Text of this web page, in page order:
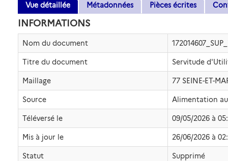
Vue détaillée Métadonnées Pièces écrites
INFORMATIONS
Nom du document
Titre du document Servitude
Maillage 77 SEINE-ET-
Source Alimentation
Téléversé le 09/05/2026 à
Mis à jour le 26/06/2026 à
Statut Supprimé